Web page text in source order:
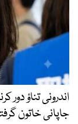
اندرونی تناؤ دور
جاپانی خاتون